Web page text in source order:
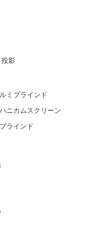
投影
ミブラインド
ハニカムスクリーン
ラインド